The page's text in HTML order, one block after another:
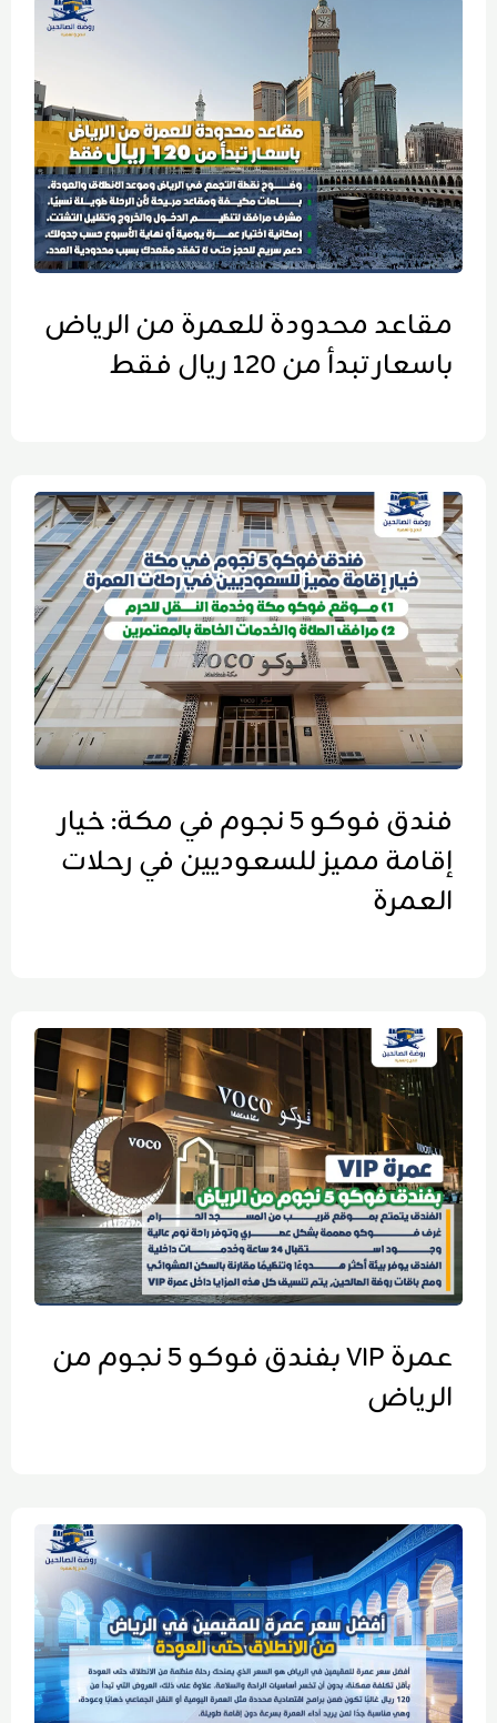
مقاعد محدودة للعمرة من الرياض
باسعار تبدأ من 120 ريال فقط
فندق فوكو 5 نجوم في مكة: خيار
إقامة مميز للسعوديين في رحلات
العمرة
عمرة VIP بفندق فوكو 5 نجوم من
الرياض